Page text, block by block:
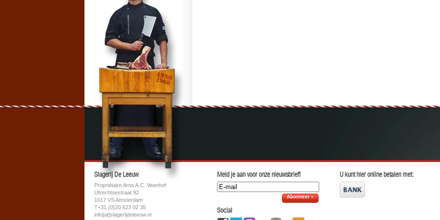
Slagerij De Leeuw
Propriétaire Arno A.C. Veenhof
Utrechtsestraat 92
1017 VS Amsterdam
T+31 (0)20 623 02 35
info[at]slagerijdeleeuw.nl
Meld je aan voor onze nieuwsbrief!
Abonneer »
Social
U kunt hier online betalen met: